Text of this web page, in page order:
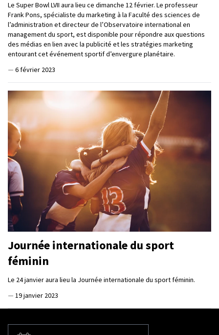
Le Super Bowl LVII aura lieu ce dimanche 12 février. Le professeur
Frank Pons, spécialiste du marketing à la Faculté des sciences de
l’administration et directeur de l’Observatoire international en
management du sport, est disponible pour répondre aux questions
des médias en lien avec la publicité et les stratégies marketing
entourant cet événement sportif d’envergure planétaire.
— 6 février 2023
Journée internationale du sport
féminin
Le 24 janvier aura lieu la Journée internationale du sport féminin.
— 19 janvier 2023